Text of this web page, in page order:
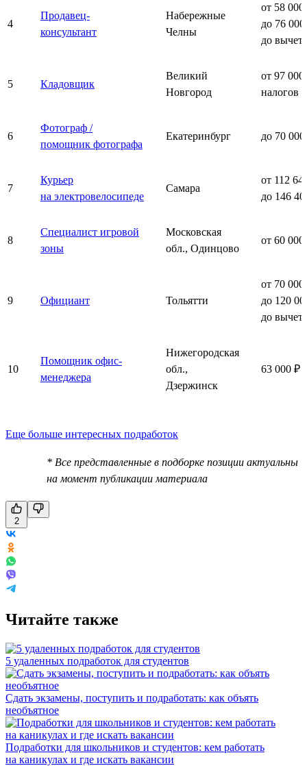
4
Продавец-
консультант
Набережные
Челны
от 58 000
до 76
до
5 Кладовщик
Великий
Новгород
от 97
налогов
6
Фотограф /
помощник фотографа
Екатеринбург до 70
7
Курьер
на электровелосипеде
Самара
от 112
до 146
8
Специалист игровой
зоны
Московская
обл., Одинцово
от 60
9 Официант Тольятти
от 70 000
до 120
до
10
Помощник офис-
менеджера
Нижегородская
обл.,
Дзержинск
63 000 ₽
Еще больше интересных подработок
* Все представленные в подборке позиции актуальны
на момент публикации материала
2
Читайте также
5 удаленных подработок для студентов
Сдать экзамены, поступить и подработать: как объять
необъятное
Подработки для школьников и студентов: кем работать
на каникулах и где искать вакансии